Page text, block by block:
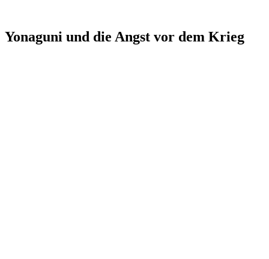
Yonaguni und die Angst vor dem Krieg